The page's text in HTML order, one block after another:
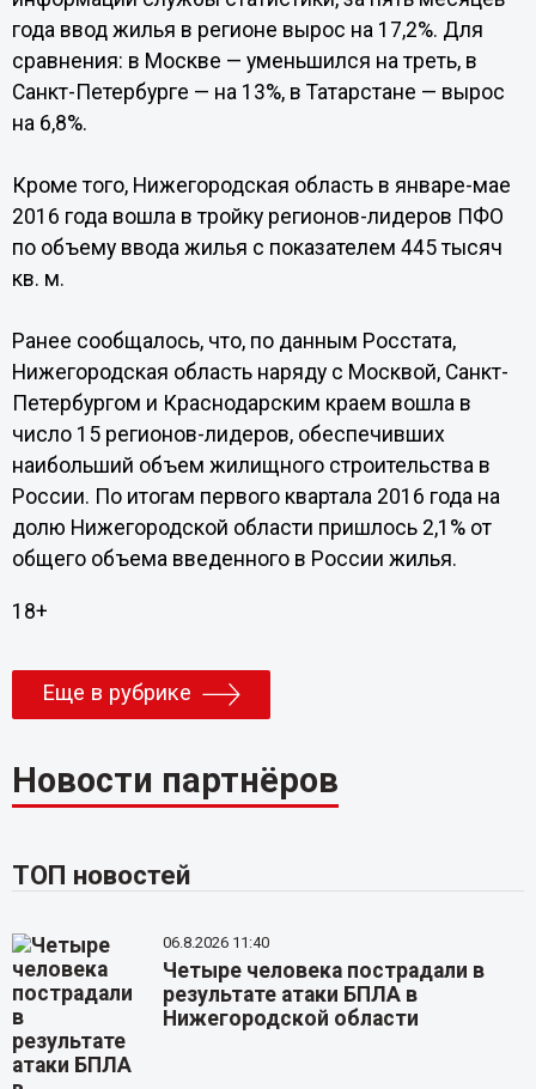
года ввод жилья в регионе вырос на 17,2%. Для
сравнения: в Москве — уменьшился на треть, в
Санкт-Петербурге — на 13%, в Татарстане — вырос
на 6,8%.
Кроме того, Нижегородская область в январе-мае
2016 года вошла в тройку регионов-лидеров ПФО
по объему ввода жилья с показателем 445 тысяч
кв. м.
Ранее сообщалось, что, по данным Росстата,
Нижегородская область наряду с Москвой, Санкт-
Петербургом и Краснодарским краем вошла в
число 15 регионов-лидеров, обеспечивших
наибольший объем жилищного строительства в
России. По итогам первого квартала 2016 года на
долю Нижегородской области пришлось 2,1% от
общего объема введенного в России жилья.
18+
Еще в рубрике
Новости партнёров
ТОП новостей
06.8.2026 11:40
Четыре человека пострадали в
результате атаки БПЛА в
Нижегородской области